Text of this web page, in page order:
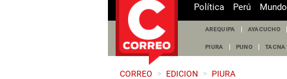
Política Perú Mundo
AREQUIPA AYACUCHO
PIURA PUNO TACNA
CORREO > EDICION > PIURA